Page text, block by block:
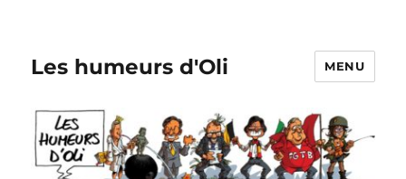
Les humeurs d'Oli MENU